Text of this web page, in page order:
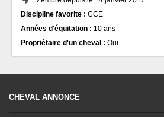
Discipline favorite : CCE
Années d'équitation : 10 ans
Propriétaire d'un cheval : Oui
CHEVAL ANNONCE